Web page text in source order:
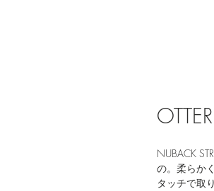
NUBACK
の。柔らか
タッチで取